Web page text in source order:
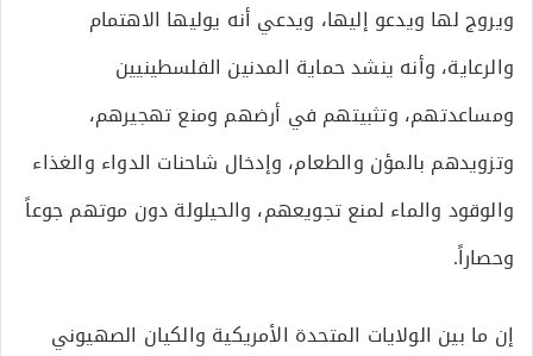
ويروج لها ويدعو إليها، ويدعي أنه يوليها الاهتمام
والرعاية، وأنه ينشد حماية المدنين الفلسطينيين
ومساعدتهم، وتثبيتهم في أرضهم ومنع تهجيرهم،
وتزويدهم بالمؤن والطعام، وإدخال شاحنات الدواء والغذاء
والوقود والماء لمنع تجويعهم، والحيلولة دون موتهم جوعاً
وحصاراً.
إن ما بين الولايات المتحدة الأمريكية والكيان الصهيوني